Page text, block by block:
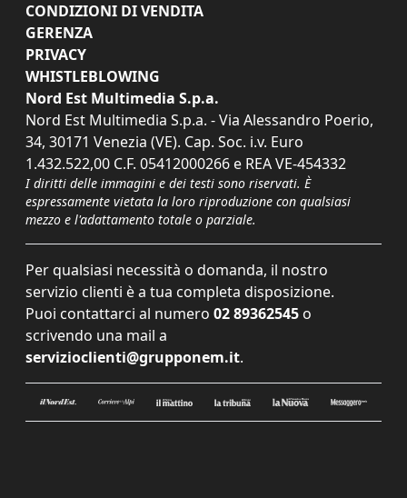
CONDIZIONI DI VENDITA
GERENZA
PRIVACY
WHISTLEBLOWING
Nord Est Multimedia S.p.a.
Nord Est Multimedia S.p.a. - Via Alessandro Poerio,
34, 30171 Venezia (VE). Cap. Soc. i.v. Euro
1.432.522,00 C.F. 05412000266 e REA VE-454332
I diritti delle immagini e dei testi sono riservati. È
espressamente vietata la loro riproduzione con qualsiasi
mezzo e l'adattamento totale o parziale.
Per qualsiasi necessità o domanda, il nostro
servizio clienti è a tua completa disposizione.
Puoi contattarci al numero 02 89362545 o
scrivendo una mail a
servizioclienti@grupponem.it.